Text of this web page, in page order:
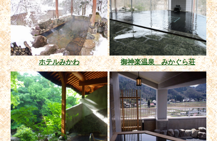
ホテルみかわ 御神楽温泉 みかぐら荘